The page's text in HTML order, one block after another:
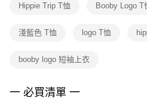
１．透過由恩沛科技股份有限公司提供之
權轉讓予恩沛科技股份有限公司。
３．未成年的使用者請事先徵得法定代理
４．使用「AFTEE先享後付」時，將依據
Hippie Trip T恤 Booby Logo T
淺藍色 T恤 logo T恤
booby logo 短袖上衣
一 必買清單 一